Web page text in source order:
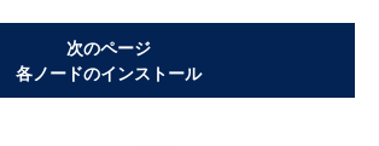
次のページ
各ノードのインストール